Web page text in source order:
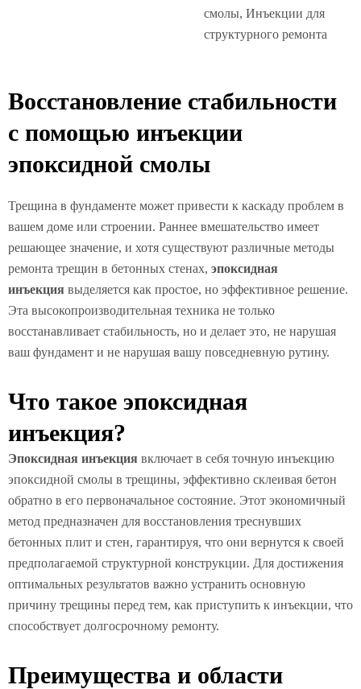
смолы, Инъекции для
структурного ремонта
Восстановление стабильности
с помощью инъекции
эпоксидной смолы
Трещина в фундаменте может привести к каскаду проблем в
вашем доме или строении. Раннее вмешательство имеет
решающее значение, и хотя существуют различные методы
ремонта трещин в бетонных стенах, эпоксидная
инъекция выделяется как простое, но эффективное решение.
Эта высокопроизводительная техника не только
восстанавливает стабильность, но и делает это, не нарушая
ваш фундамент и не нарушая вашу повседневную рутину.
Что такое эпоксидная
инъекция?
Эпоксидная инъекция включает в себя точную инъекцию
эпоксидной смолы в трещины, эффективно склеивая бетон
обратно в его первоначальное состояние. Этот экономичный
метод предназначен для восстановления треснувших
бетонных плит и стен, гарантируя, что они вернутся к своей
предполагаемой структурной конструкции. Для достижения
оптимальных результатов важно устранить основную
причину трещины перед тем, как приступить к инъекции, что
способствует долгосрочному ремонту.
Преимущества и области